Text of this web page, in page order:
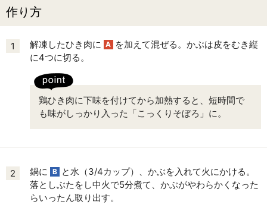
作り方
1 解凍したひき肉に A を加えて混ぜる。かぶは皮をむき縦
に4つに切る。
鶏ひき肉に下味を付けてから加熱すると、短時間で
も味がしっかり入った「こっくりそぼろ」に。
2 鍋に B
と水（3/4カップ）、かぶを入れて火にかける。
落としぶたをし中火で5分煮て、かぶがやわらかくなった
らいったん取り出す。